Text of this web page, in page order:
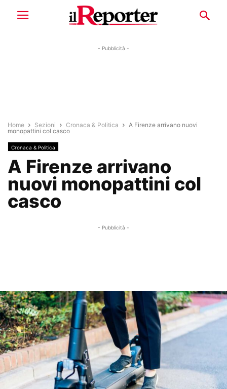
- Pubblicità -
Home Sezioni Cronaca & Politica
A Firenze arrivano nuovi
monopattini col casco
Cronaca & Politica
A Firenze arrivano
nuovi monopattini col
casco
- Pubblicità -